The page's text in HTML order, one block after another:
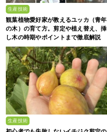
生産技術
観葉植物愛好家が教えるユッカ（青年
の木）の育て方。剪定や植え替え、挿
し木の時期やポイントまで徹底解説
生産技術